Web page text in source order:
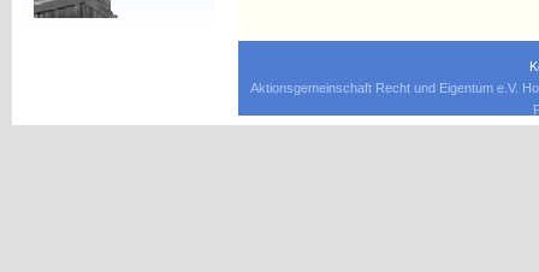
Aktionsgemeinschaft Recht und Eigentum e.V.